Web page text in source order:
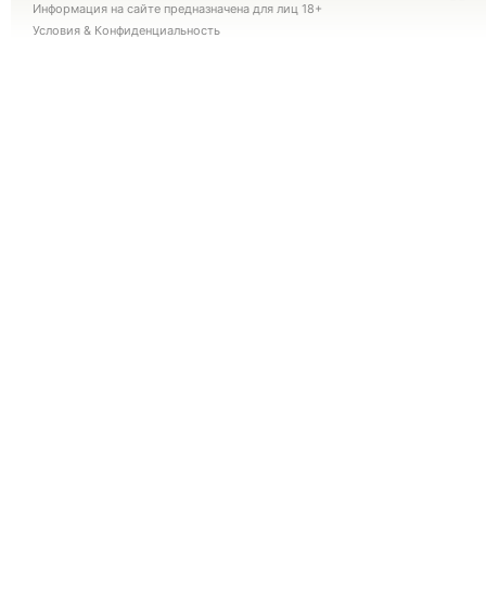
Информация на сайте предназначена для лиц 18+
Условия & Конфиденциальность